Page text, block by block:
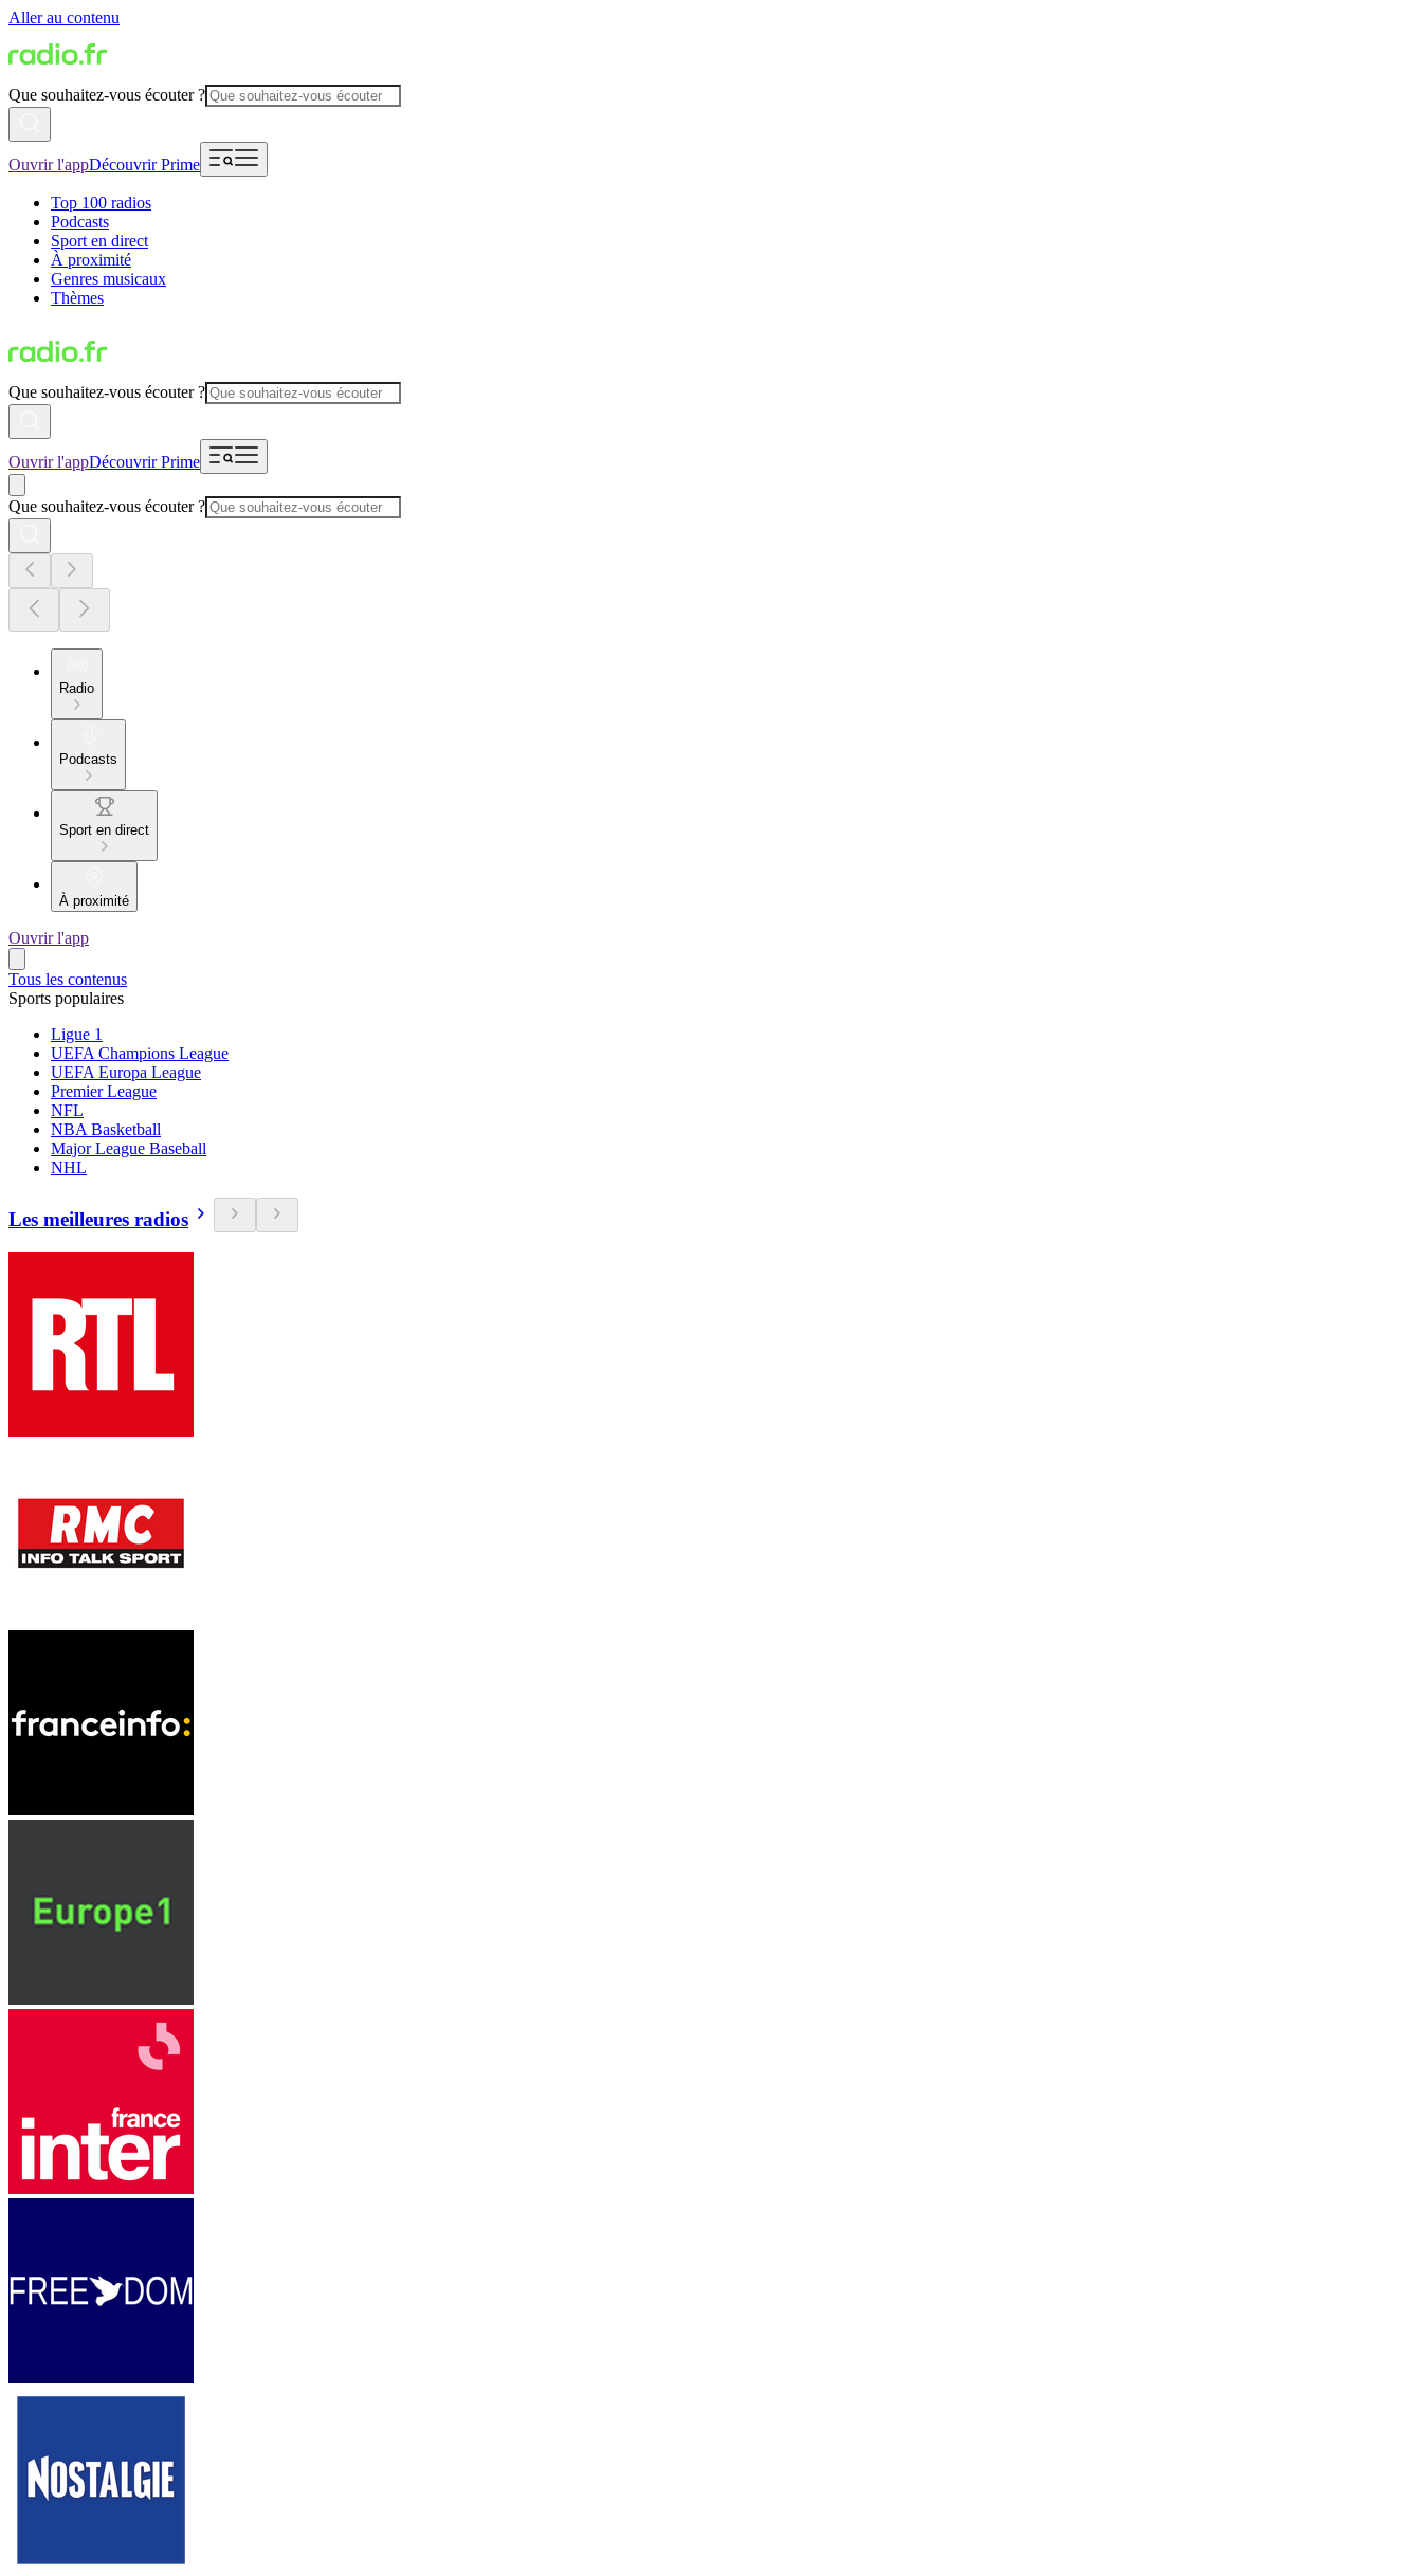
Aller au contenu
Que souhaitez-vous écouter ?
Ouvrir l'appDécouvrir Prime
Top 100 radios
Podcasts
Sport en direct
À proximité
Genres musicaux
Thèmes
Que souhaitez-vous écouter ?
Ouvrir l'appDécouvrir Prime
Que souhaitez-vous écouter ?
Radio
Podcasts
Sport en direct
À proximité
Ouvrir l'app
Tous les contenus
Sports populaires
Ligue 1
UEFA Champions League
UEFA Europa League
Premier League
NFL
NBA Basketball
Major League Baseball
NHL
Les meilleures radios